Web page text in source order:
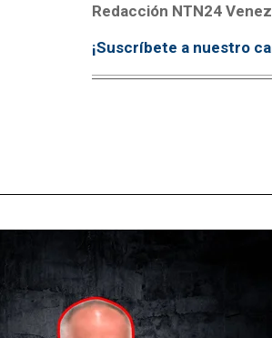
Redacción NTN24
¡Suscríbete a nuestro